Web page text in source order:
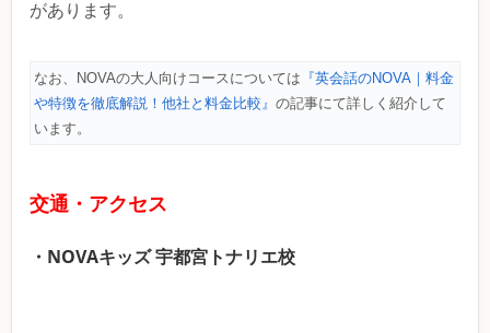
があります。
なお、NOVAの大人向けコースについては 『英会話のNOVA｜料金
や特徴を徹底解説！他社と料金比較』 の記事にて詳しく紹介して
います。
交通・アクセス
・NOVAキッズ 宇都宮トナリエ校